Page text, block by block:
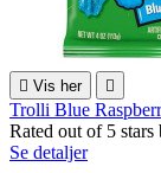
 Vis her 
Trolli Blue
Rated out of 5 stars
Se detaljer